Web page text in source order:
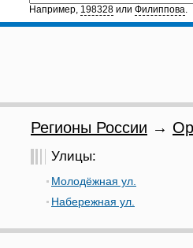
Например, 198328 или Филиппова.
Регионы России →
Улицы:
Молодёжная ул.
Набережная ул.